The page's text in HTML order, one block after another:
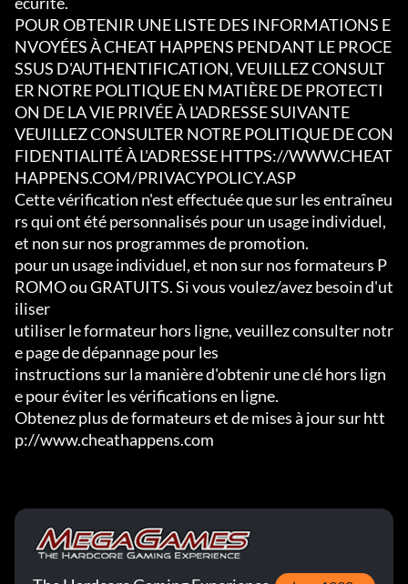
POUR OBTENIR UNE LISTE DES INFORMATIONS E
NVOYÉES À CHEAT HAPPENS PENDANT LE PROCE
SSUS D'AUTHENTIFICATION, VEUILLEZ CONSULT
ER NOTRE POLITIQUE EN MATIÈRE DE PROTECTI
ON DE LA VIE PRIVÉE À L'ADRESSE SUIVANTE
VEUILLEZ CONSULTER NOTRE POLITIQUE DE CON
FIDENTIALITÉ À L'ADRESSE HTTPS://WWW.CHEAT
HAPPENS.COM/PRIVACYPOLICY.ASP
Cette vérification n'est effectuée que sur les entraîneu
rs qui ont été personnalisés pour un usage individuel,
et non sur nos programmes de promotion.
pour un usage individuel, et non sur nos formateurs P
ROMO ou GRATUITS. Si vous voulez/avez besoin d'ut
iliser
utiliser le formateur hors ligne, veuillez consulter notr
e page de dépannage pour les
instructions sur la manière d'obtenir une clé hors lign
e pour éviter les vérifications en ligne.
Obtenez plus de formateurs et de mises à jour sur htt
p://www.cheathappens.com